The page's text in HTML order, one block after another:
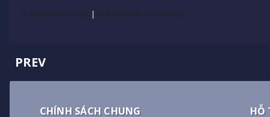
Subscribe to Posts | Subscribe to Comments
PREV
CHÍNH SÁCH CHUNG HỖ